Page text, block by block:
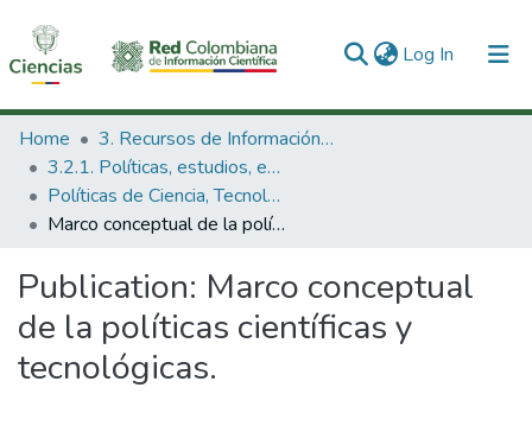
Log In (current)
Communities & Collections
All of DSpace
Statistics
Home
3. Recursos de Información Científica y Tecnológica
3.2.1. Políticas, estudios, evaluaciones e indicadores de CTeI
Políticas de Ciencia, Tecnología e Innovación
Marco conceptual de la políticas científicas y tecnológicas.
Publication: Marco conceptual
de la políticas científicas y
tecnológicas.